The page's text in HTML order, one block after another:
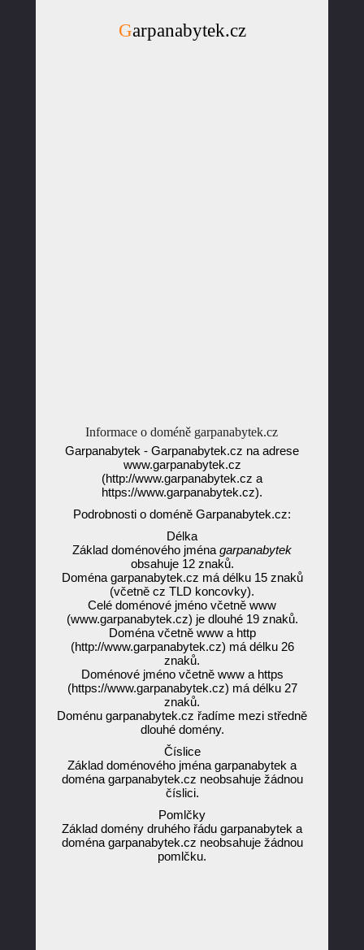
Garpanabytek.cz
Informace o doméně garpanabytek.cz
Garpanabytek - Garpanabytek.cz na adrese
www.garpanabytek.cz
(http://www.garpanabytek.cz a
https://www.garpanabytek.cz).
Podrobnosti o doméně Garpanabytek.cz:
Délka
Základ doménového jména garpanabytek
obsahuje 12 znaků.
Doména garpanabytek.cz má délku 15 znaků
(včetně cz TLD koncovky).
Celé doménové jméno včetně www
(www.garpanabytek.cz) je dlouhé 19 znaků.
Doména včetně www a http
(http://www.garpanabytek.cz) má délku 26
znaků.
Doménové jméno včetně www a https
(https://www.garpanabytek.cz) má délku 27
znaků.
Doménu garpanabytek.cz řadíme mezi středně
dlouhé domény.
Číslice
Základ doménového jména garpanabytek a
doména garpanabytek.cz neobsahuje žádnou
číslici.
Pomlčky
Základ domény druhého řádu garpanabytek a
doména garpanabytek.cz neobsahuje žádnou
pomlčku.